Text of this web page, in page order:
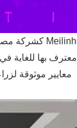
معترف بها للغاية في الصناعة مع 17 عامًا من التركيز.
معايير موثوقة